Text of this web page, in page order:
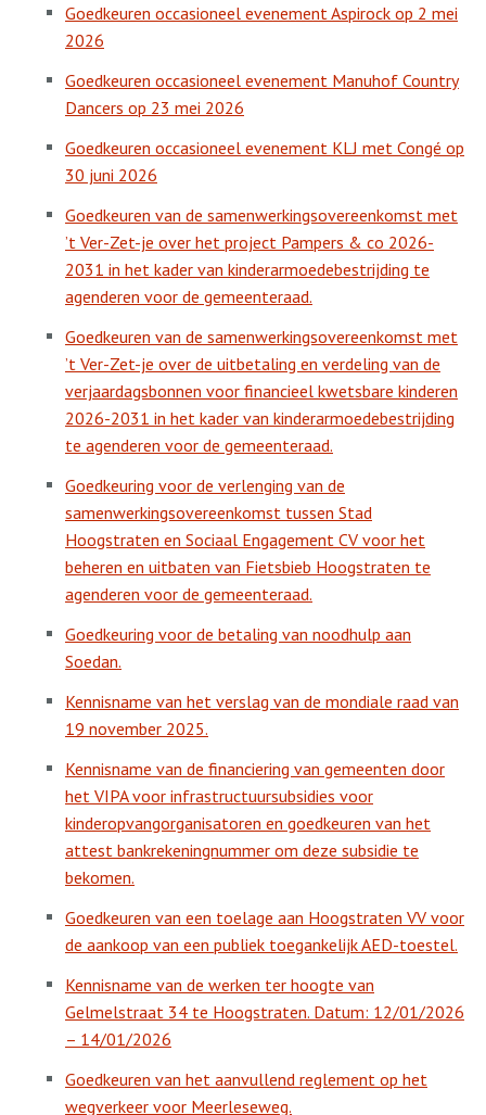
Goedkeuren occasioneel evenement Aspirock op 2 mei
2026
Goedkeuren occasioneel evenement Manuhof Country
Dancers op 23 mei 2026
Goedkeuren occasioneel evenement KLJ met Congé op
30 juni 2026
Goedkeuren van de samenwerkingsovereenkomst met
’t Ver-Zet-je over het project Pampers & co 2026-
2031 in het kader van kinderarmoedebestrijding te
agenderen voor de gemeenteraad.
Goedkeuren van de samenwerkingsovereenkomst met
’t Ver-Zet-je over de uitbetaling en verdeling van de
verjaardagsbonnen voor financieel kwetsbare kinderen
2026-2031 in het kader van kinderarmoedebestrijding
te agenderen voor de gemeenteraad.
Goedkeuring voor de verlenging van de
samenwerkingsovereenkomst tussen Stad
Hoogstraten en Sociaal Engagement CV voor het
beheren en uitbaten van Fietsbieb Hoogstraten te
agenderen voor de gemeenteraad.
Goedkeuring voor de betaling van noodhulp aan
Soedan.
Kennisname van het verslag van de mondiale raad van
19 november 2025.
Kennisname van de financiering van gemeenten door
het VIPA voor infrastructuursubsidies voor
kinderopvangorganisatoren en goedkeuren van het
attest bankrekeningnummer om deze subsidie te
bekomen.
Goedkeuren van een toelage aan Hoogstraten VV voor
de aankoop van een publiek toegankelijk AED-toestel.
Kennisname van de werken ter hoogte van
Gelmelstraat 34 te Hoogstraten. Datum: 12/01/2026
– 14/01/2026
Goedkeuren van het aanvullend reglement op het
wegverkeer voor Meerleseweg.